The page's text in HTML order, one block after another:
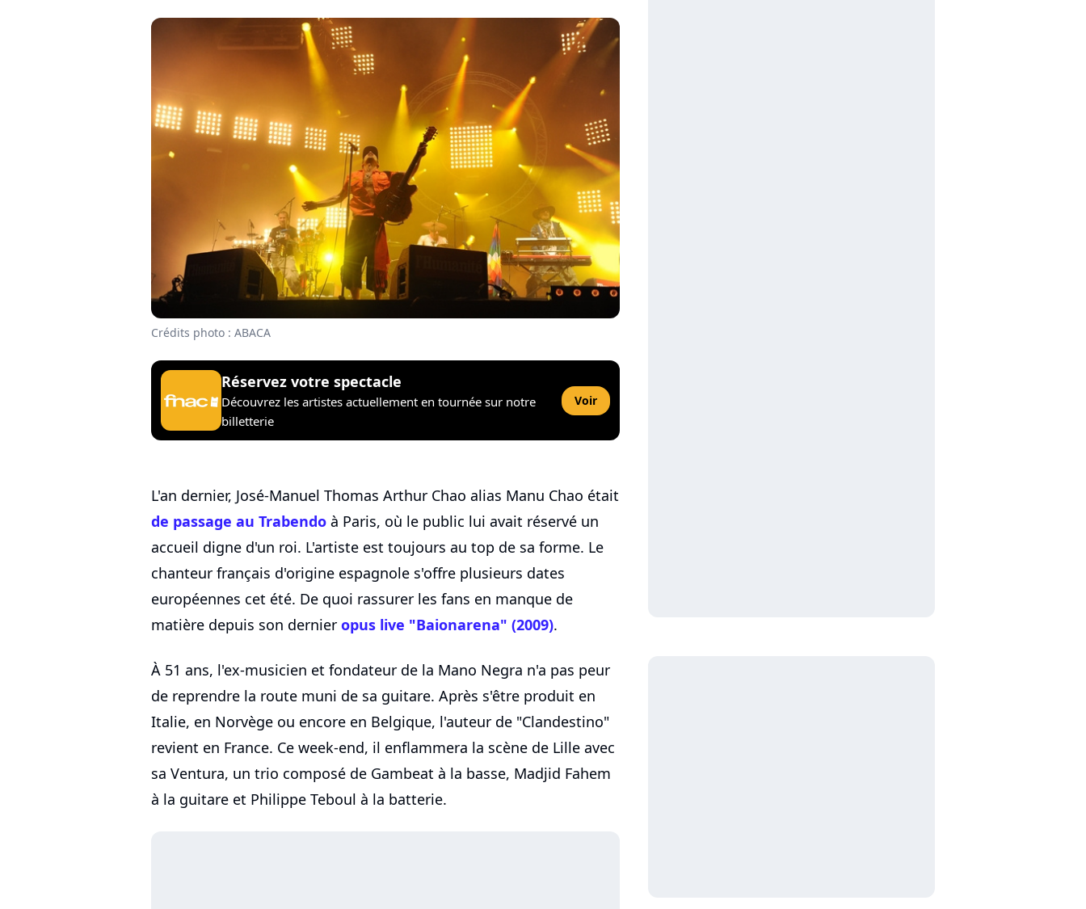
Crédits photo : ABACA
Réservez votre spectacle
Découvrez les artistes actuellement en tournée sur notre
billetterie
Voir
L'an dernier, José-Manuel Thomas Arthur Chao alias Manu Chao était
de passage au Trabendo à Paris, où le public lui avait réservé un
accueil digne d'un roi. L'artiste est toujours au top de sa forme. Le
chanteur français d'origine espagnole s'offre plusieurs dates
européennes cet été. De quoi rassurer les fans en manque de
matière depuis son dernier opus live "Baionarena" (2009).
À 51 ans, l'ex-musicien et fondateur de la Mano Negra n'a pas peur
de reprendre la route muni de sa guitare. Après s'être produit en
Italie, en Norvège ou encore en Belgique, l'auteur de "Clandestino"
revient en France. Ce week-end, il enflammera la scène de Lille avec
sa Ventura, un trio composé de Gambeat à la basse, Madjid Fahem
à la guitare et Philippe Teboul à la batterie.